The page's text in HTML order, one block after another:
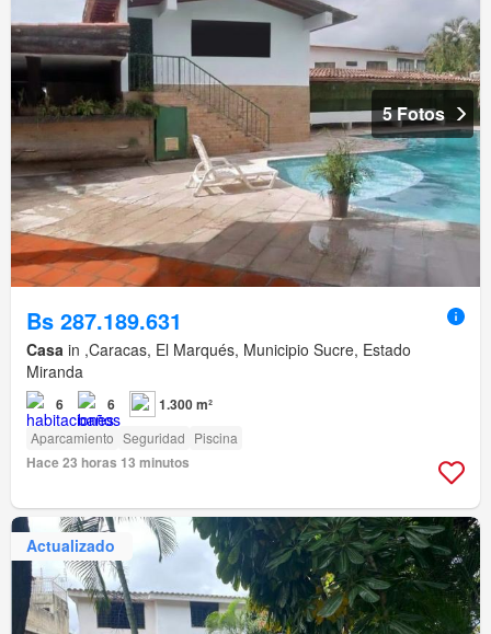
5 Fotos
Bs 287.189.631
Casa in ,Caracas, El Marqués, Municipio Sucre, Estado
Miranda
6 6 1.300 m²
Aparcamiento Seguridad Piscina
Hace 23 horas 13 minutos
Actualizado